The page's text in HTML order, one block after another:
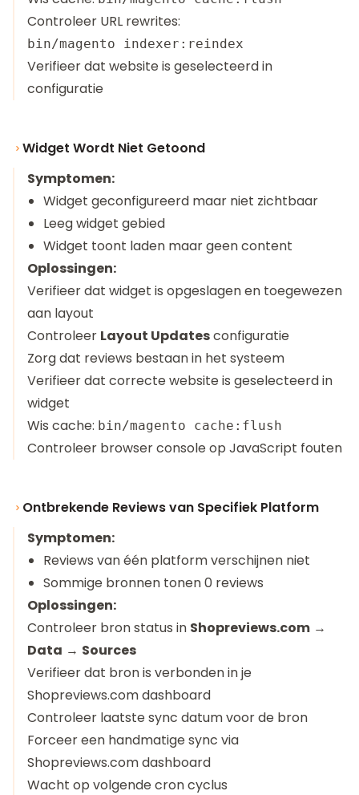
Controleer URL rewrites:
Verifieer dat website is geselecteerd in
configuratie
Widget Wordt Niet Getoond
Symptomen:
Widget geconfigureerd maar niet zichtbaar
Leeg widget gebied
Widget toont laden maar geen content
Oplossingen:
Verifieer dat widget is opgeslagen en toegewezen
aan layout
Controleer Layout Updatesconfiguratie
Zorg dat reviews bestaan in het systeem
Verifieer dat correcte website is geselecteerd in
widget
Wis cache: bin/magento cache:flush
Controleer browser console op JavaScript fouten
Ontbrekende Reviews van Specifiek Platform
Symptomen:
Reviews van één platform verschijnen niet
Sommige bronnen tonen 0 reviews
Oplossingen:
Controleer bron status in Shopreviews.com →
Data → Sources
Verifieer dat bron is verbonden in je
Shopreviews.com dashboard
Controleer laatste sync datum voor de bron
Forceer een handmatige sync via
Shopreviews.com dashboard
Wacht op volgende cron cyclus